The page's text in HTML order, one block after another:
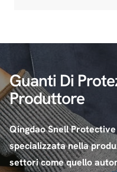
Guanti Di
Produttore
Qingdao Snell
specializzata nella
settori come quello